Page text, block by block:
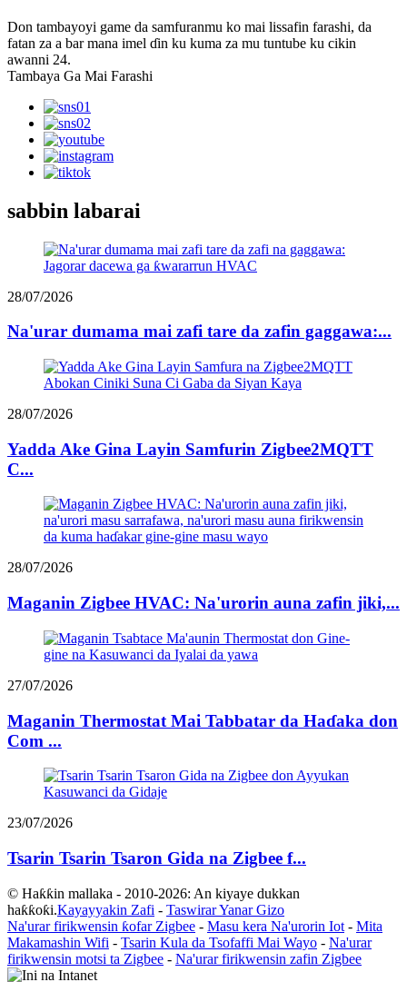
Don tambayoyi game da samfuranmu ko mai lissafin farashi, da
fatan za a bar mana imel ɗin ku kuma za mu tuntube ku cikin
awanni 24.
Tambaya Ga Mai Farashi
sabbin labarai
28/07/2026
Na'urar dumama mai zafi tare da zafin gaggawa:...
28/07/2026
Yadda Ake Gina Layin Samfurin Zigbee2MQTT
C...
28/07/2026
Maganin Zigbee HVAC: Na'urorin auna zafin jiki,...
27/07/2026
Maganin Thermostat Mai Tabbatar da Haɗaka don
Com ...
23/07/2026
Tsarin Tsarin Tsaron Gida na Zigbee f...
© Haƙƙin mallaka - 2010-2026: An kiyaye dukkan
haƙƙoƙi.Kayayyakin Zafi - Taswirar Yanar Gizo
Na'urar firikwensin ƙofar Zigbee - Masu kera Na'urorin Iot - Mita
Makamashin Wifi - Tsarin Kula da Tsofaffi Mai Wayo - Na'urar
firikwensin motsi ta Zigbee - Na'urar firikwensin zafin Zigbee